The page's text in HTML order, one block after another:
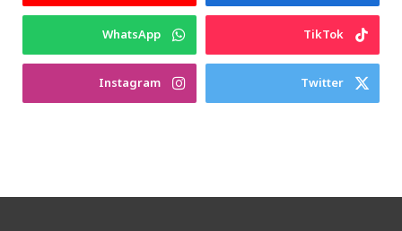
TikTok
WhatsApp
Twitter
Instagram